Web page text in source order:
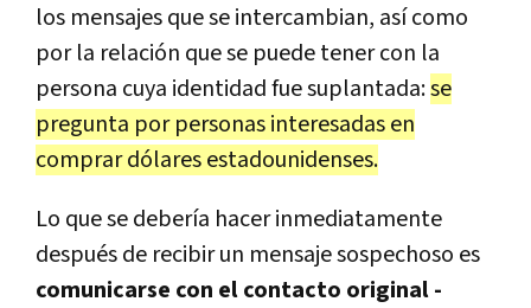
los mensajes que se intercambian, así como
por la relación que se puede tener con la
persona cuya identidad fue suplantada:se
pregunta por personas interesadas en
comprar dólares estadounidenses.
Lo que se debería hacer inmediatamente
después de recibir un mensaje sospechoso es
comunicarse con el contacto original -